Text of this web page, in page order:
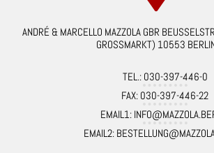
ANDRÉ & MARCELLO MAZZOLA GBR
GROSSMARKT) 10553
TEL.: 030-397-446-0
FAX: 030-397-446-22
EMAIL1:
EMAIL2: